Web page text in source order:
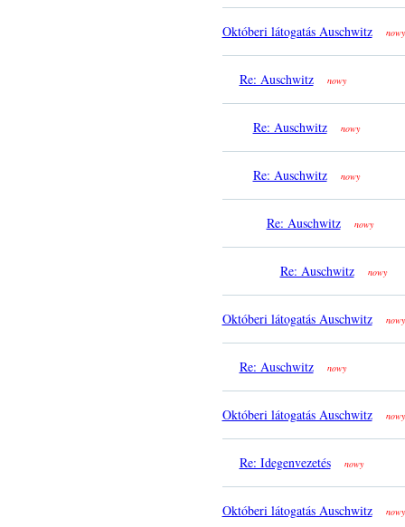
Októberi látogatás Auschwitz nowy
Re: Auschwitz nowy
Re: Auschwitz nowy
Re: Auschwitz nowy
Re: Auschwitz nowy
Re: Auschwitz nowy
Októberi látogatás Auschwitz nowy
Re: Auschwitz nowy
Októberi látogatás Auschwitz nowy
Re: Idegenvezetés nowy
Októberi látogatás Auschwitz nowy